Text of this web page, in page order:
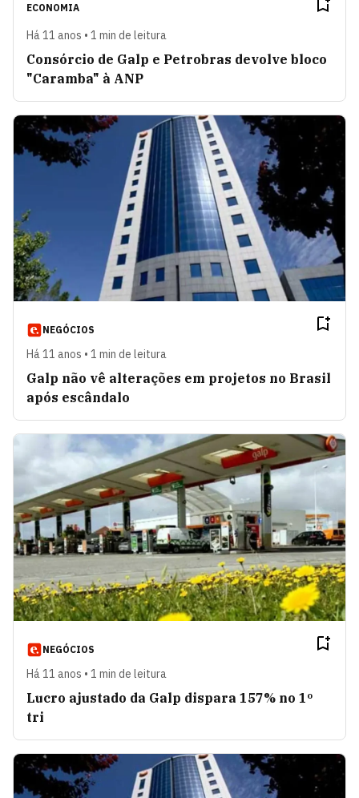
ECONOMIA
Há 11 anos • 1 min de leitura
Consórcio de Galp e Petrobras devolve bloco
"Caramba" à ANP
NEGÓCIOS
Há 11 anos • 1 min de leitura
Galp não vê alterações em projetos no Brasil
após escândalo
NEGÓCIOS
Há 11 anos • 1 min de leitura
Lucro ajustado da Galp dispara 157% no 1º
tri